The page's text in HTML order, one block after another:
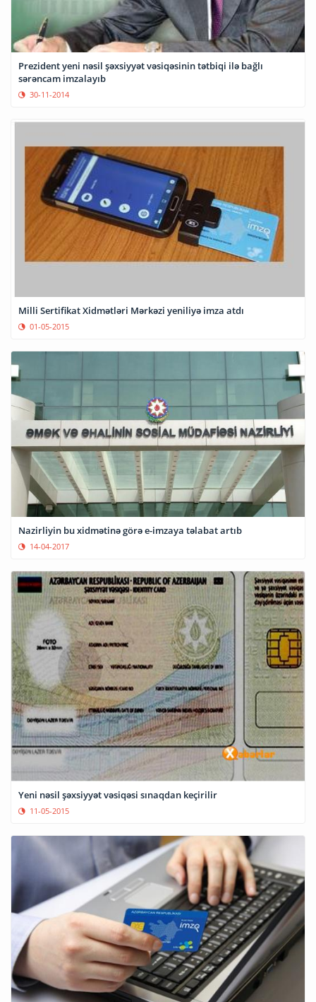
Prezident yeni nəsil şəxsiyyət vəsiqəsinin tətbiqi ilə bağlı
sərəncam imzalayıb
30-11-2014
Milli Sertifikat Xidmətləri Mərkəzi yeniliyə imza atdı
01-05-2015
Nazirliyin bu xidmətinə görə e-imzaya təlabat artıb
14-04-2017
Yeni nəsil şəxsiyyət vəsiqəsi sınaqdan keçirilir
11-05-2015